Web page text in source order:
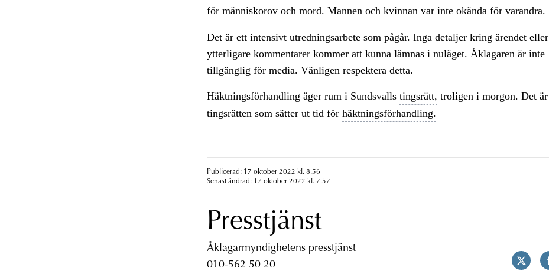
för människorovoch mord. Mannen och kvinnan var inte okända för varandra.
Det är ett intensivt utredningsarbete som pågår. Inga detaljer kring ärendet eller
ytterligare kommentarer kommer att kunna lämnas i nuläget. Åklagaren är inte
tillgänglig för media. Vänligen respektera detta.
Häktningsförhandling äger rum i Sundsvalls tingsrätt, troligen i morgon. Det är
tingsrätten som sätter ut tid för häktningsförhandling.
Publicerad: 17 oktober 2022 kl. 8.56
Senast ändrad: 17 oktober 2022 kl. 7.57
Presstjänst
Åklagarmyndighetens presstjänst
010-562 50 20